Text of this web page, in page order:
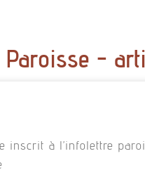
-
inscrit à l’infolettre